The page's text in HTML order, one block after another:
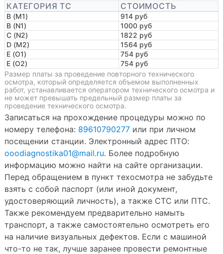
КАТЕГОРИЯ ТС СТОИМОСТЬ
B (M1)
914 руб
B (N1)
1000 руб
C (N2)
1822 руб
D (M2)
1564 руб
E (O1)
754 руб
E (O2)
754 руб
Размер платы за проведение повторного технического
осмотра, который определяется объемом выполненных
работ, устанавливается оператором технического осмотра и
не может превышать предельный размер платы за
проведение технического осмотра.
Записаться на прохождение процедуры можно по
номеру телефона: 89610790277 или при личном
посещении станции. Электронный адрес ПТО:
ooodiagnostika01@mail.ru. Более подробную
информацию можно найти на сайте организации.
Перед обращением в пункт техосмотра не забудьте
взять с собой паспорт (или иной документ,
удостоверяющий личность), а также СТС или ПТС.
Также рекомендуем предварительно намыть
транспорт, а также самостоятельно осмотреть его
на наличие визуальных дефектов. Если с машиной
что-то не так, лучше заранее провести ремонтные